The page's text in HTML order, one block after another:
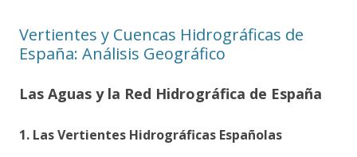
Vertientes y Cuencas Hidrográficas de
España: Análisis Geográfico
Las Aguas y la Red Hidrográfica de España
1. Las Vertientes Hidrográficas Españolas